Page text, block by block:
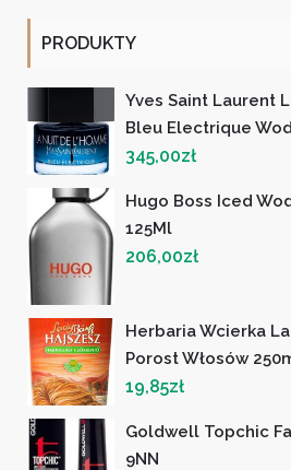
PRODUKTY
Yves Saint Laurent
Bleu Electrique
345,00zł
Hugo Boss Iced
125Ml
206,00zł
Herbaria Wcierka
Porost Włosów
19,85zł
Goldwell Topchic
9NN